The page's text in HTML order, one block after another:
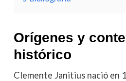
Orígenes y
histórico
Clemente Janitius nació en